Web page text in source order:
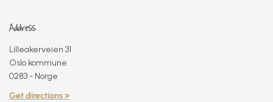
Address
Lilleakerveien 31
Oslo kommune
0283 - Norge
Get directions >